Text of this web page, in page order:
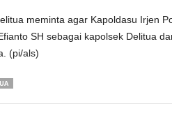
meminta agar Kapoldasu Irjen
SH sebagai kapolsek Delitua
(pi/als)